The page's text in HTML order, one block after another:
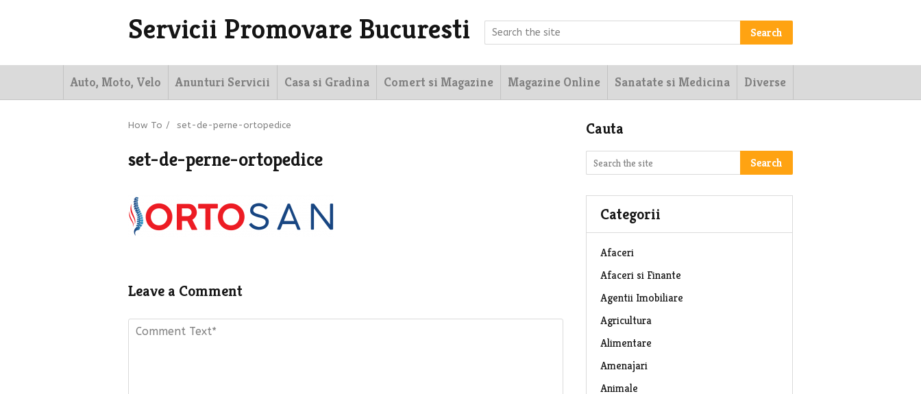
Servicii Promovare Bucuresti Search
Auto, Moto, Velo Anunturi Servicii Casa si Gradina Comert si Magazine Magazine Online Sanatate si Medicina Diverse
How To / set-de-perne-ortopedice
set-de-perne-ortopedice
Leave a Comment
Cauta
Search
Categorii
Afaceri
Afaceri si Finante
Agentii Imobiliare
Agricultura
Alimentare
Amenajari
Animale